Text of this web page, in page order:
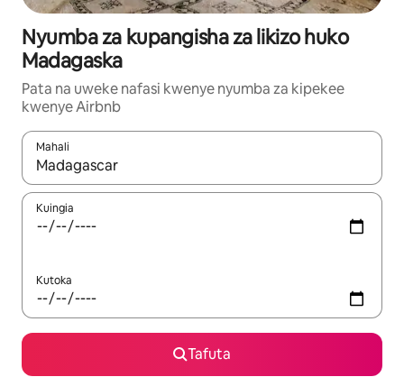
Nyumba za kupangisha za likizo huko
Madagaska
Pata na uweke nafasi kwenye nyumba za kipekee
kwenye Airbnb
Mahali
Wakati matokeo yanapatikana, vinjari kwa kutumia vitufe vya
Kuingia
Kutoka
Tafuta